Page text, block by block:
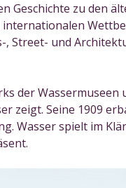
Geschichte zu den
, Street- und
der Wassermuseen
zeigt. Seine 1909
Wasser spielt im